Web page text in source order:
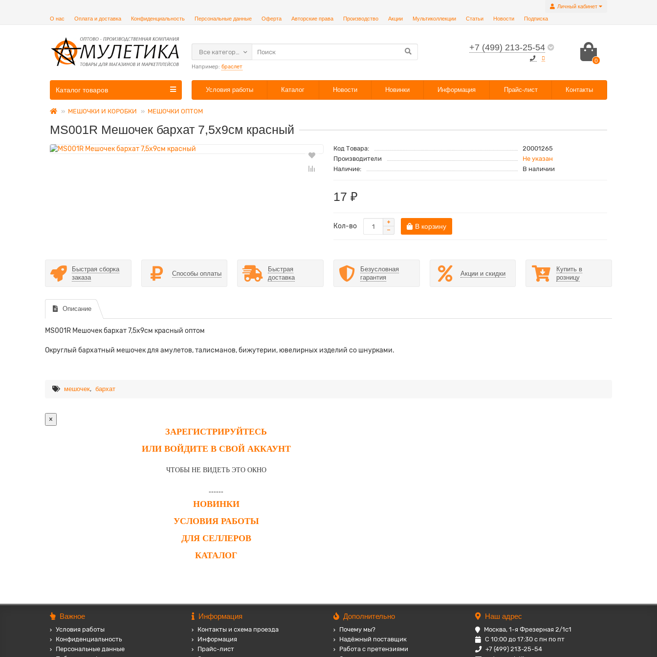
Личный кабинет
О нас Оплата и доставка Конфиденциальность Персональные данные Оферта Авторские права Производство Акции Мультиколлекции Статьи Новости Подписка
+7 (499) 213-25-54
0
Все категории
Например: браслет
Каталог товаров Условия работы Каталог Новости Новинки Информация Прайс-лист Контакты
МЕШОЧКИ И КОРОБКИ МЕШОЧКИ ОПТОМ
MS001R Мешочек бархат 7,5х9см красный
Код Товара:
20001265
Производители
Не указан
Наличие:
В наличии
17 ₽
Кол-во В корзину
Быстрая сборка
заказа
Способы оплаты
Быстрая
доставка
Безусловная
гарантия
Акции и скидки
Купить в
розницу
Описание
MS001R Мешочек бархат 7,5х9см красный оптом
Округлый бархатный мешочек для амулетов, талисманов, бижутерии, ювелирных изделий со шнурками.
мешочек, бархат
×
ЗАРЕГИСТРИРУЙТЕСЬ
ИЛИ ВОЙДИТЕ В СВОЙ АККАУНТ
ЧТОБЫ НЕ ВИДЕТЬ ЭТО ОКНО
------
НОВИНКИ
УСЛОВИЯ РАБОТЫ
ДЛЯ СЕЛЛЕРОВ
КАТАЛОГ
Важное
Условия работы
Конфиденциальность
Персональные данные
Информация
Контакты и схема проезда
Информация
Прайс-лист
Дополнительно
Почему мы?
Надёжный поставщик
Работа с претензиями
Наш адрес
Москва, 1-я Фрезерная 2/1с1
С 10:00 до 17:30 с пн по пт
+7 (499) 213-25-54